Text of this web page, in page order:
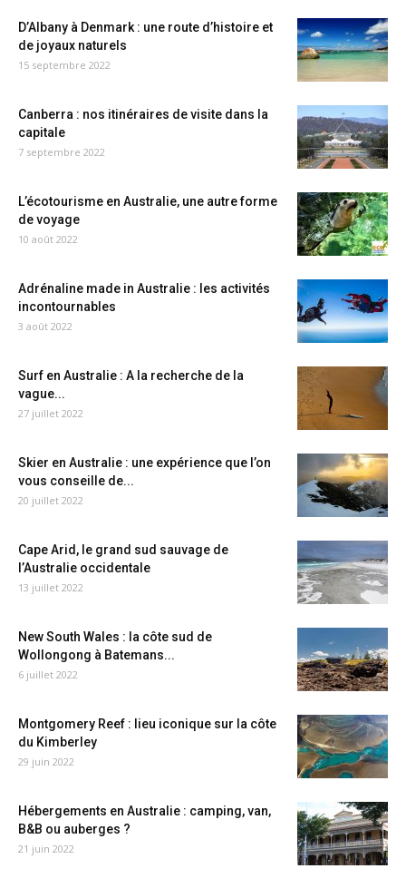
D’Albany à Denmark : une route d’histoire et
de joyaux naturels
15 septembre 2022
Canberra : nos itinéraires de visite dans la
capitale
7 septembre 2022
L’écotourisme en Australie, une autre forme
de voyage
10 août 2022
Adrénaline made in Australie : les activités
incontournables
3 août 2022
Surf en Australie : A la recherche de la
vague...
27 juillet 2022
Skier en Australie : une expérience que l’on
vous conseille de...
20 juillet 2022
Cape Arid, le grand sud sauvage de
l’Australie occidentale
13 juillet 2022
New South Wales : la côte sud de
Wollongong à Batemans...
6 juillet 2022
Montgomery Reef : lieu iconique sur la côte
du Kimberley
29 juin 2022
Hébergements en Australie : camping, van,
B&B ou auberges ?
21 juin 2022